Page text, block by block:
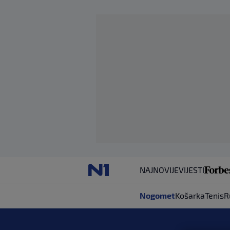
NAJNOVIJEVIJESTI
NogometKošarkaTenis